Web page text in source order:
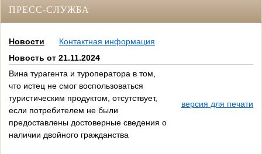
ПРЕСС-СЛУЖБА
Новости
Контактная информация
Новость от 21.11.2024
Вина турагента и туроператора в том,
что истец не смог воспользоваться
туристическим продуктом, отсутствует,
если потребителем не были
предоставлены достоверные сведения о
наличии двойного гражданства
версия для печати